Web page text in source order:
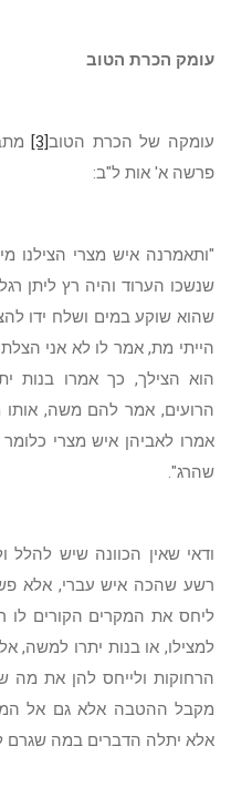
עומק הכרת הטוב
עומקה של הכרת הטוב[3]
פרשה א' אות ל"ב:
"ותאמרנה איש מצרי הצילנו
שנשכו הערוד והיה רץ ליתן
שהוא שוקע במים ושלח ידו
הייתי מת, אמר לו לא אני
הוא הצילך, כך אמרו בנות
הרועים, אמר להם משה, אותו
אמרו לאביהן איש מצרי
שהרג".
ודאי שאין הכוונה שיש
רשע שהכה איש עברי, אלא
ליחס את המקרים הקורים לו
למצילו, או בנות יתרו למשה,
הרחוקות ולייחס להן את מה
מקבל ההטבה אלא גם אל
אלא יתלה הדברים במה שגרם